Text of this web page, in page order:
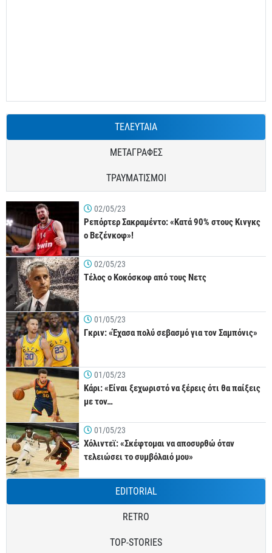
ΤΕΛΕΥΤΑΙΑ
ΜΕΤΑΓΡΑΦΕΣ
ΤΡΑΥΜΑΤΙΣΜΟΙ
02/05/23
Ρεπόρτερ Σακραμέντο: «Κατά 90% στους Κινγκς
ο Βεζένκοφ»!
02/05/23
Τέλος ο Κοκόσκοφ από τους Νετς
01/05/23
Γκριν: «Έχασα πολύ σεβασμό για τον Σαμπόνις»
01/05/23
Κάρι: «Είναι ξεχωριστό να ξέρεις ότι θα παίξεις
με τον…
01/05/23
Χόλιντεϊ: «Σκέφτομαι να αποσυρθώ όταν
τελειώσει το συμβόλαιό μου»
EDITORIAL
RETRO
TOP-STORIES